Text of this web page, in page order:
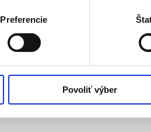
Preferencie
Povoliť výber